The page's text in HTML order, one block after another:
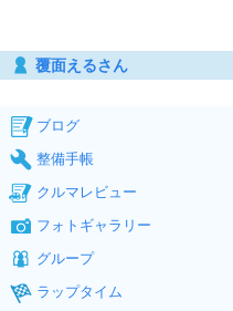
覆面えるさん
ブログ
整備手帳
クルマレビュー
フォトギャラリー
グループ
ラップタイム